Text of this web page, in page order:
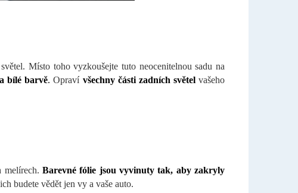
Místo toho vyzkoušejte tuto neocenitelnou sadu na
bílé barvě.Opraví všechny části zadních světel vašeho
melírech. Barevné fólie jsou vyvinuty tak, aby zakryly
budete vědět jen vy a vaše auto.